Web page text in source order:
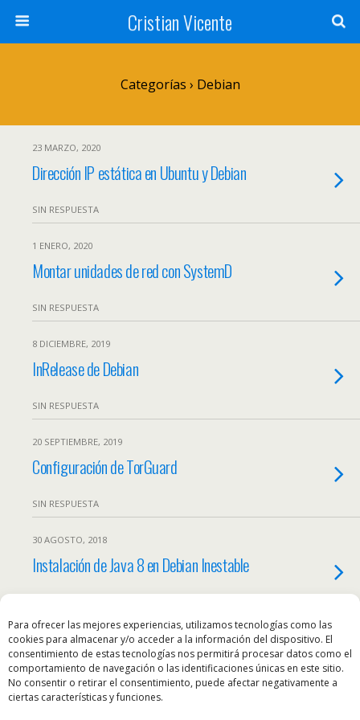
Para ofrecer las mejores experiencias, utilizamos tecnologías como las
cookies para almacenar y/o acceder a la información del dispositivo. El
consentimiento de estas tecnologías nos permitirá procesar datos como el
comportamiento de navegación o las identificaciones únicas en este sitio.
No consentir o retirar el consentimiento, puede afectar negativamente a
ciertas características y funciones.
Cristian Vicente
Categorías › Debian
23 MARZO, 2020
Dirección IP estática en Ubuntu y Debian
SIN RESPUESTA
1 ENERO, 2020
Montar unidades de red con SystemD
SIN RESPUESTA
8 DICIEMBRE, 2019
InRelease de Debian
SIN RESPUESTA
20 SEPTIEMBRE, 2019
Configuración de TorGuard
SIN RESPUESTA
30 AGOSTO, 2018
Instalación de Java 8 en Debian Inestable
Volver arriba
Móvil